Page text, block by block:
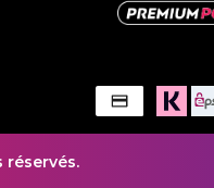
réservés.